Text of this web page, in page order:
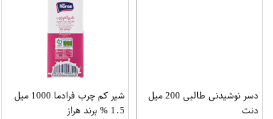
دسر نوشیدنی طالبی 200 میل
دنت
شیر کم چرب فرادما 1000 میل
1.5 % برند هراز